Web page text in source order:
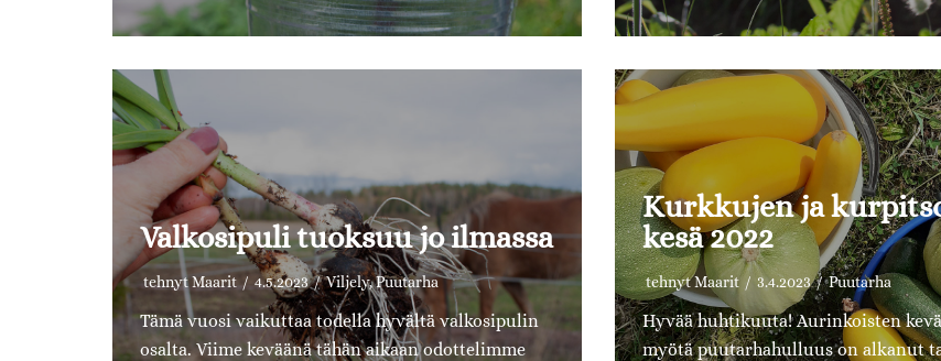
Valkosipuli tuoksuu jo ilmassa
tehnytMaarit 4.5.2023 Viljely,Puutarha
Tämä vuosi vaikuttaa todella hyvältä valkosipulin
osalta. Viime keväänä tähän aikaan odottelimme
Kurkkujen ja
kesä 2022
tehnytMaarit 3.4.2023 Puutarha
Hyvää huhtikuuta! Aurinkoisten
myötä puutarhahulluus on alkanut